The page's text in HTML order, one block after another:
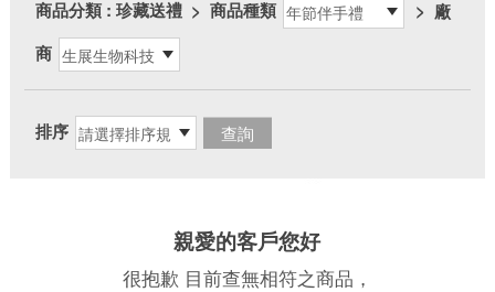
商品分類: 珍藏送禮 > 商品種類 > 廠
商
排序
親愛的客戶您好
很抱歉 目前查無相符之商品，